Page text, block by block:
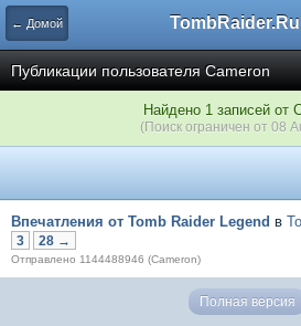
← Домой
Публикации пользователя Cameron
Найдено 1 записей от
(Поиск ограничен от 08
Впечатления от Tomb Raider Legend в
3
28 →
Отправлено 1144488946 (Cameron)
Полная версия